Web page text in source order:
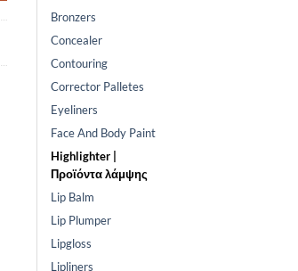
Bronzers
Concealer
Contouring
Corrector Palletes
Eyeliners
Face And Body Paint
Highlighter |
Προϊόντα λάμψης
Lip Balm
Lip Plumper
Lipgloss
Lipliners